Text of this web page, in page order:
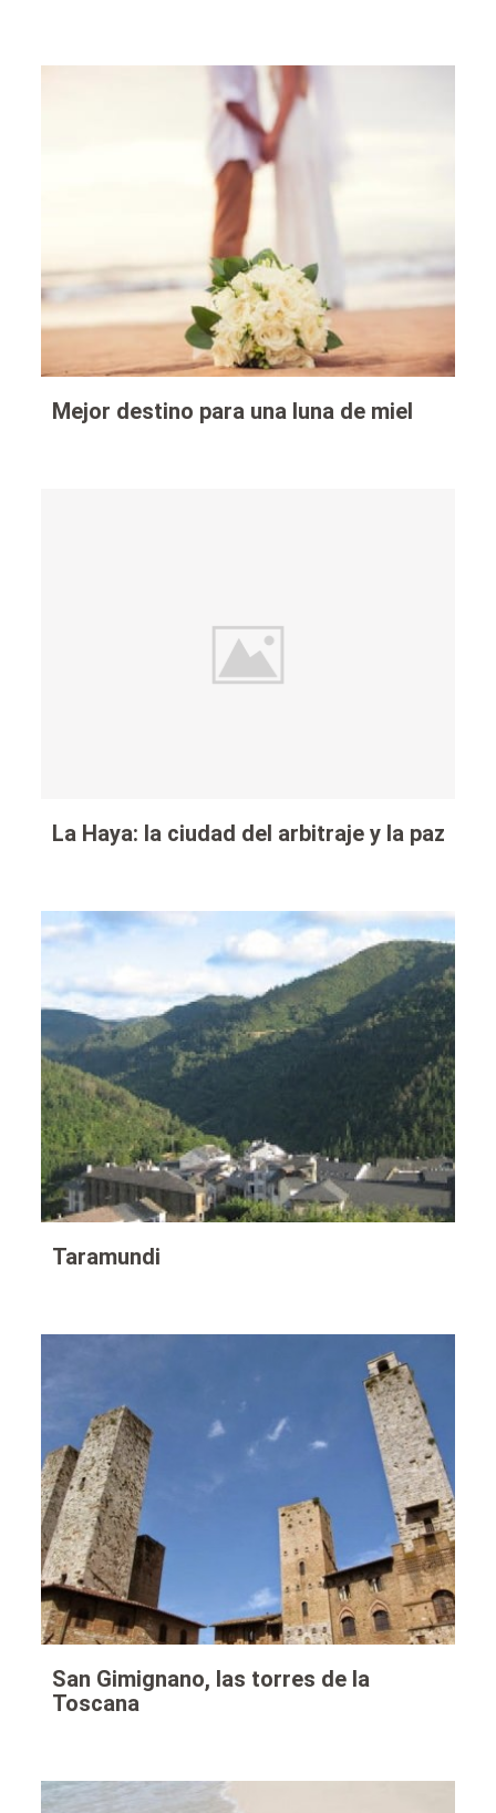
Mejor destino para una luna de miel
La Haya: la ciudad del arbitraje y la paz
Taramundi
San Gimignano, las torres de la
Toscana